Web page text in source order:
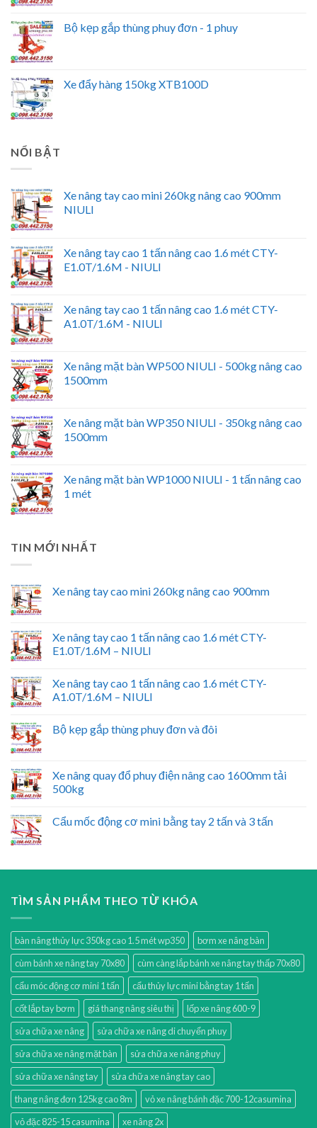
Bộ kẹp gắp thùng phuy đơn - 1 phuy
Xe đẩy hàng 150kg XTB100D
NỔI BẬT
Xe nâng tay cao mini 260kg nâng cao 900mm
NIULI
Xe nâng tay cao 1 tấn nâng cao 1.6 mét CTY-
E1.0T/1.6M - NIULI
Xe nâng tay cao 1 tấn nâng cao 1.6 mét CTY-
A1.0T/1.6M - NIULI
Xe nâng mặt bàn WP500 NIULI - 500kg nâng cao
1500mm
Xe nâng mặt bàn WP350 NIULI - 350kg nâng cao
1500mm
Xe nâng mặt bàn WP1000 NIULI - 1 tấn nâng cao
1 mét
TIN MỚI NHẤT
Xe nâng tay cao mini 260kg nâng cao 900mm
Xe nâng tay cao 1 tấn nâng cao 1.6 mét CTY-
E1.0T/1.6M – NIULI
Xe nâng tay cao 1 tấn nâng cao 1.6 mét CTY-
A1.0T/1.6M – NIULI
Bộ kẹp gắp thùng phuy đơn và đôi
Xe nâng quay đổ phuy điện nâng cao 1600mm tải
500kg
Cẩu mốc động cơ mini bằng tay 2 tấn và 3 tấn
TÌM SẢN PHẨM THEO TỪ KHÓA
bàn nâng thủy lực 350kg cao 1.5 mét wp350
bơm xe nâng bàn
cùm bánh xe nâng tay 70x80
cùm càng lắp bánh xe nâng tay thấp 70x80
cẩu móc động cơ mini 1 tấn
cẩu thủy lực mini bằng tay 1 tấn
cốt lắp tay bơm
giá thang nâng siêu thị
lốp xe nâng 600-9
sửa chữa xe nâng
sửa chữa xe nâng di chuyển phuy
sửa chữa xe nâng mặt bàn
sửa chữa xe nâng phuy
sửa chữa xe nâng tay
sửa chữa xe nâng tay cao
thang nâng đơn 125kg cao 8m
vỏ xe nâng bánh đặc 700-12casumina
vỏ đặc 825-15 casumina
xe nâng 2x